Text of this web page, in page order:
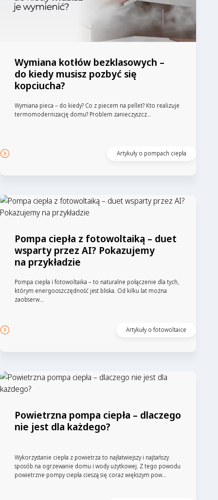
Wymiana kotłów bezklasowych –
do kiedy musisz pozbyć się
kopciucha?
Wymiana pieca – do kiedy? Co z piecem na pellet? Kto realizuje
termomodernizację domu? Problem zanieczyszcz...
Artykuły o pompach ciepła
Pompa ciepła z fotowoltaiką – duet
wsparty przez AI? Pokazujemy
na przykładzie
Pompa ciepła i fotowoltaika – to naturalne połączenie dla tych,
którym energooszczędność jest bliska. Od kilku lat można
zaobserw...
Artykuły o fotowoltaice
Powietrzna pompa ciepła – dlaczego
nie jest dla każdego?
Wykorzystanie ciepła z powietrza to najłatwiejszy i najtańszy
sposób na ogrzewanie domu i wody użytkowej. Z tego powodu
powietrzne pompy ciepła cieszą się coraz większym pow...